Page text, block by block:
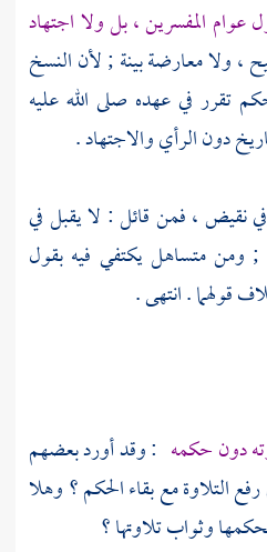
عوام المفسرين ، بل ولا اجتهاد
ولا معارضة بينة ; لأن النسخ
تقرر في عهده صلى الله عليه
دون الرأي والاجتهاد .
نقيض ، فمن قائل : لا يقبل في
; ومن متساهل يكتفي فيه بقول
قولهما . انتهى .
دون حكمه : وقد أورد بعضهم
التلاوة مع بقاء الحكم ؟ وهلا
وثواب تلاوتها ؟